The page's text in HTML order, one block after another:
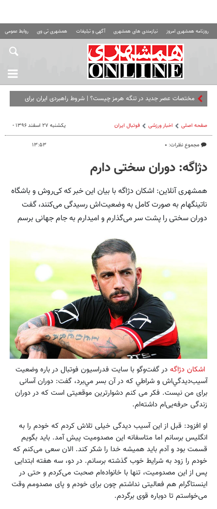
روزنامه همشهری امروز نیازمندی های همشهری آگهی و تبلیغات همشهری تی وی روابط عمومی
صفحه اصلی اخبار ورزشی فوتبال ايران
مجموع نظرات: ۰
یکشنبه ۲۷ اسفند ۱۳۹۶ -
۱۳:۵۳
دژاگه: دوران سختی دارم
همشهری آنلاین: اشکان دژاگه با بیان این خبر که کی‌روش و باشگاه
ناتینگهام به صورت کامل به وضعیت‌اش رسیدگی می‌کنند، گفت
دوران سختی را پشت سر می‌گذارم و امیدارم به جام جهانی برسم
اشکان دژاگه در گفت‌وگو با سايت فدراسيون فوتبال در باره وضعيت
آسيب‌ديدگي‌اش و شراطي كه در آن بسر مي‌برد، گفت: دوران آسانی
برای من نیست. فکر می کنم دشوارترین موقعیتی است که در دوران
زندگی حرفه‌یی‌ام داشته‌ام.
او افزود: قبل از این آسیب دیدگی خیلی تلاش کردم که خودم را به
انگلیس برسانم اما متاسفانه این مصدومیت پیش آمد. باید بگویم
قسمت بود و آدم باید همیشه خدا را شکر کند. الان سعی می‌کنم که
خودم را زود به شرایط خوب گذشته برسانم. در دو، سه هفته ابتدایی
پس از این مصدومیت، تنها با خانواده‌ام صحبت می‌کردم و حتی در
اینستاگرام هم فعالیتی نداشتم چون برای خودم و پای مصدومم وقت
می‌خواستم تا دوباره قوی برگردم.